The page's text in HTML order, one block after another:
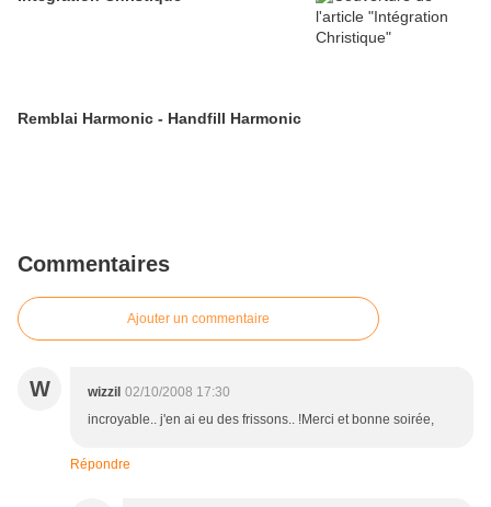
Remblai Harmonic - Handfill Harmonic
Commentaires
Ajouter un commentaire
W wizzil 02/10/2008 17:30
incroyable.. j'en ai eu des frissons.. !Merci et bonne soirée,
Répondre